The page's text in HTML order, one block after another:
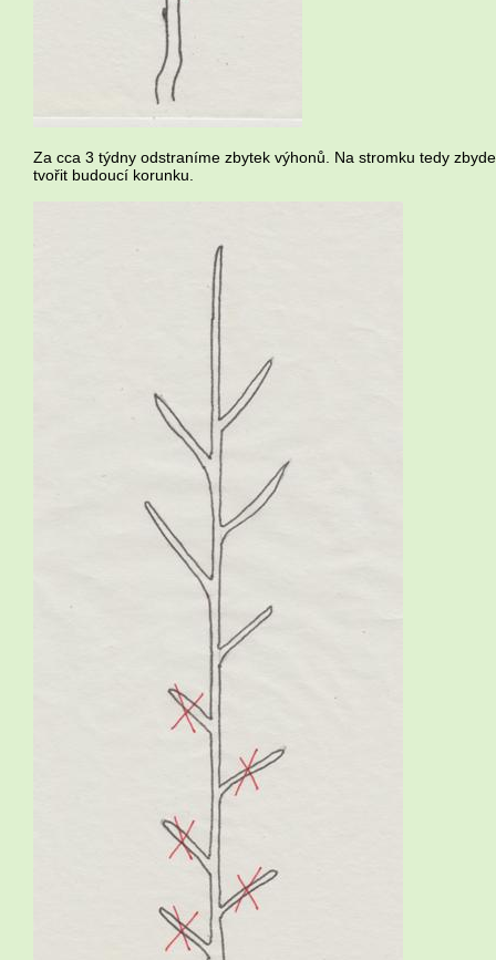
Za cca 3 týdny odstraníme zbytek výhonů. Na stromku tedy
tvořit budoucí korunku.